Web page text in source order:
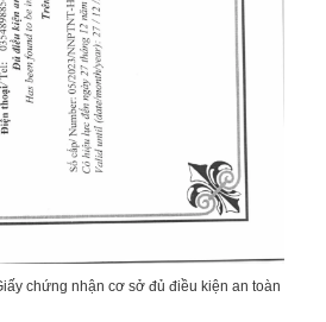
chứng nhận cơ sở đủ điều kiện an toàn